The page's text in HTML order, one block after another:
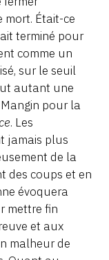
mort. Était-ce
terminé pour
comme un
sur le seuil
autant une
pour la
. Les
jamais plus
de la
des coups et en
évoquera
mettre fin
et aux
malheur de